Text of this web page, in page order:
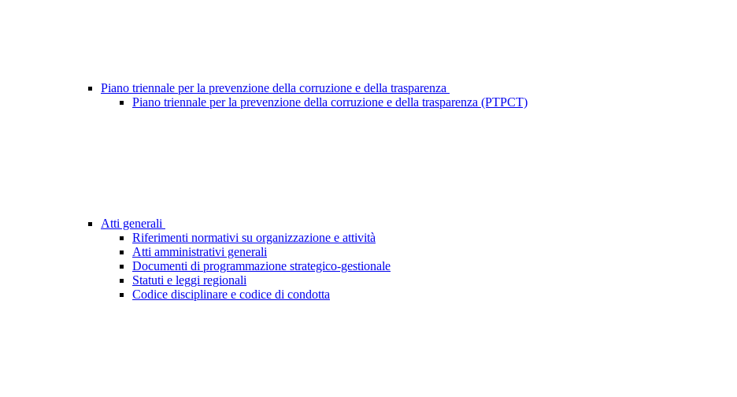
Piano triennale per la prevenzione della corruzione e della trasparenza
Piano triennale per la prevenzione della corruzione e della trasparenza (PTPCT)
Atti generali
Riferimenti normativi su organizzazione e attività
Atti amministrativi generali
Documenti di programmazione strategico-gestionale
Statuti e leggi regionali
Codice disciplinare e codice di condotta